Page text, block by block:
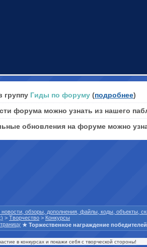
группу Гиды по форуму (подробнее)
форума можно узнать из нашего
обновления на форуме можно
новости, обзоры, дополнения, файлы, коды, объекты,
> Творчество > Конкурсы
★ Торжественное награждение
в конкурсах и покажи себя с творческой стороны!